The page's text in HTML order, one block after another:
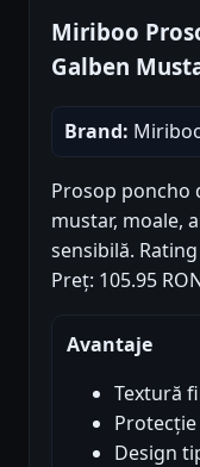
Miriboo
Galben
Brand:
Prosop poncho
mustar, moale,
sensibilă.
Preț: 105.95
Avantaje
Textură
Design